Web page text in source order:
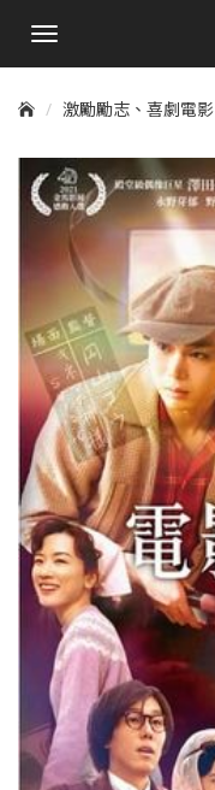
手
單
激勵勵志、喜劇電影